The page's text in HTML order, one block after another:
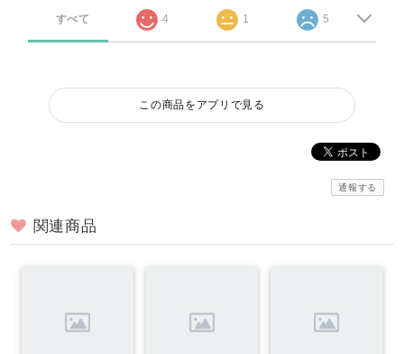
すべて 4 1 5
この商品をアプリで見る
通報する
関連商品